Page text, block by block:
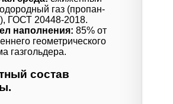
газ (пропан-
ГОСТ 20448-2018.
наполнения: 85% от
геометрического
газгольдера.
состав